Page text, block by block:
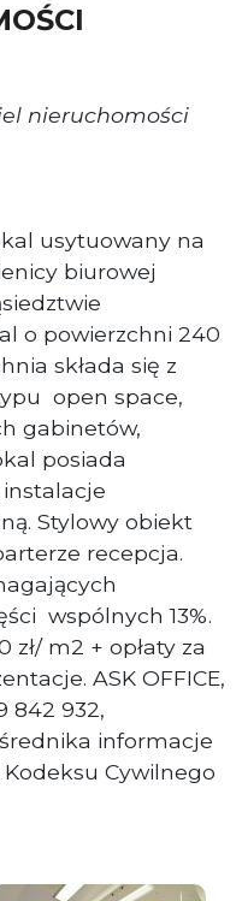
nieruchomości
usytuowany na
biurowej
o powierzchni 240
składa się z
open space,
gabinetów,
posiada
Stylowy obiekt
recepcja.
wspólnych 13%.
m2 + opłaty za
ASK OFFICE,
842 932,
informacje
Cywilnego